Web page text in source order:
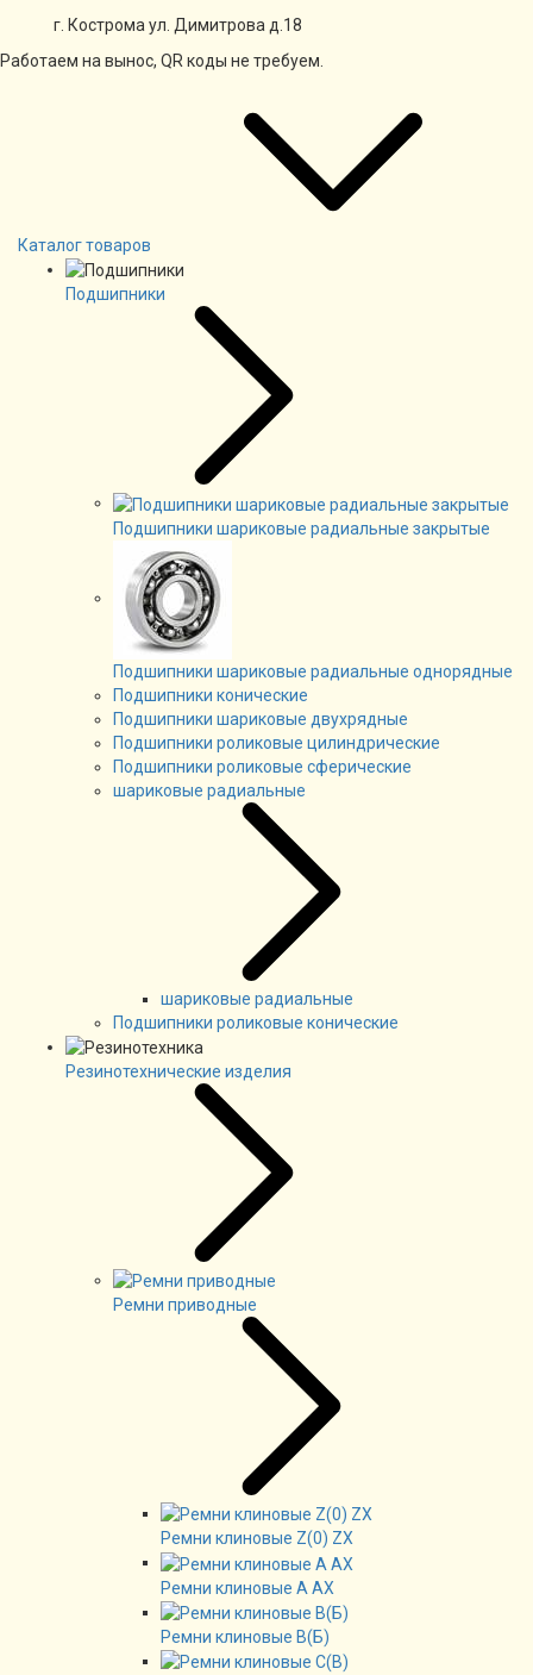
г. Кострома ул. Димитрова д.18
Работаем на вынос, QR коды не требуем.
Каталог товаров
Подшипники
Подшипники шариковые радиальные закрытые
Подшипники шариковые радиальные однорядные
Подшипники конические
Подшипники шариковые двухрядные
Подшипники роликовые цилиндрические
Подшипники роликовые сферические
шариковые радиальные
шариковые радиальные
Подшипники роликовые конические
Резинотехнические изделия
Ремни приводные
Ремни клиновые Z(0) ZX
Ремни клиновые А AX
Ремни клиновые В(Б)